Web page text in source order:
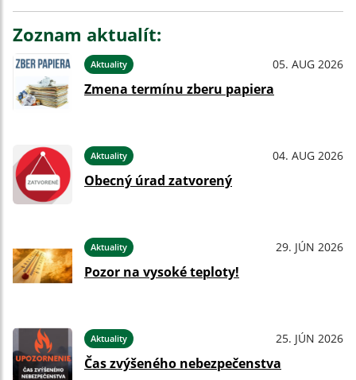
Zoznam aktualít:
Aktuality 05. AUG 2026
Zmena termínu zberu papiera
Aktuality 04. AUG 2026
Obecný úrad zatvorený
Aktuality 29. JÚN 2026
Pozor na vysoké teploty!
Aktuality 25. JÚN 2026
Čas zvýšeného nebezpečenstva